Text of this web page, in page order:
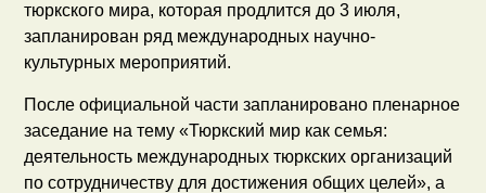
тюркского мира, которая продлится до 3 июля,
запланирован ряд международных научно-
культурных мероприятий.
После официальной части запланировано пленарное
заседание на тему «Тюркский мир как семья:
деятельность международных тюркских организаций
по сотрудничеству для достижения общих целей», а